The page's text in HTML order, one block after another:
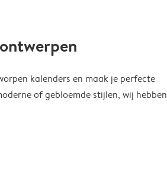
kalenders en maak je perfecte
of gebloemde stijlen, wij hebben